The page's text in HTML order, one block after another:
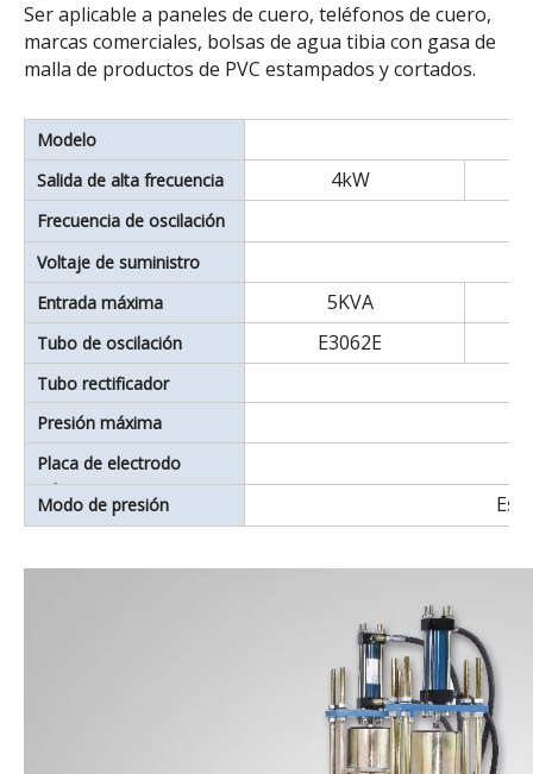
Ser aplicable a paneles de cuero, teléfonos de cuero,
marcas comerciales, bolsas de agua tibia con gasa de
malla de productos de PVC estampados y cortados.
Modelo
Salida de alta frecuencia
4kW
Frecuencia de oscilación
Voltaje de suministro
Entrada máxima
5KVA
Tubo de oscilación E3062E
Tubo rectificador
Presión máxima
Placa de electrodo
inferior
Modo de presión